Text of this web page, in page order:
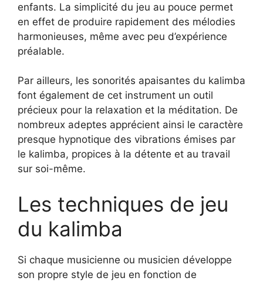
enfants. La simplicité du jeu au pouce permet
en effet de produire rapidement des mélodies
harmonieuses, même avec peu d’expérience
préalable.
Par ailleurs, les sonorités apaisantes du kalimba
font également de cet instrument un outil
précieux pour la relaxation et la méditation. De
nombreux adeptes apprécient ainsi le caractère
presque hypnotique des vibrations émises par
le kalimba, propices à la détente et au travail
sur soi-même.
Les techniques de jeu
du kalimba
Si chaque musicienne ou musicien développe
son propre style de jeu en fonction de